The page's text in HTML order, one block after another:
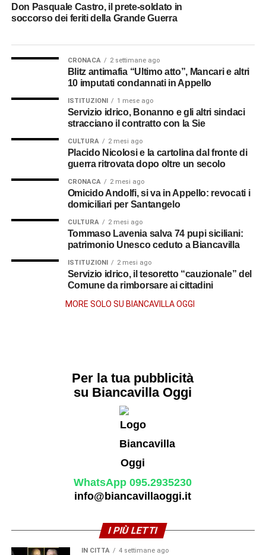
Don Pasquale Castro, il prete-soldato in
soccorso dei feriti della Grande Guerra
CRONACA 2 settimane ago
Blitz antimafia “Ultimo atto”, Mancari e altri
10 imputati condannati in Appello
ISTITUZIONI 1 mese ago
Servizio idrico, Bonanno e gli altri sindaci
stracciano il contratto con la Sie
CULTURA 2 mesi ago
Placido Nicolosi e la cartolina dal fronte di
guerra ritrovata dopo oltre un secolo
CRONACA 2 mesi ago
Omicido Andolfi, si va in Appello: revocati i
domiciliari per Santangelo
CULTURA 2 mesi ago
Tommaso Lavenia salva 74 pupi siciliani:
patrimonio Unesco ceduto a Biancavilla
ISTITUZIONI 2 mesi ago
Servizio idrico, il tesoretto “cauzionale” del
Comune da rimborsare ai cittadini
MORE SOLO SU BIANCAVILLA OGGI
Per la tua pubblicità
su Biancavilla Oggi
WhatsApp 095.2935230
info@biancavillaoggi.it
I PIÙ LETTI
IN CITTÀ 4 settimane ago